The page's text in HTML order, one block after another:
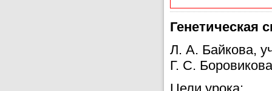
Генетическая
Л. А. Байкова,
Г. С.